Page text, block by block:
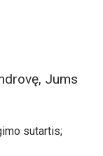
Jums
sutartis;